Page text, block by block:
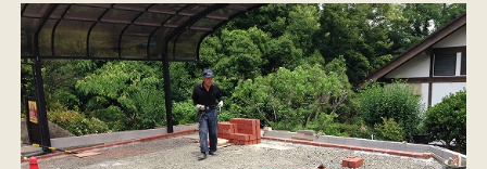
性能・素材
リノベーション